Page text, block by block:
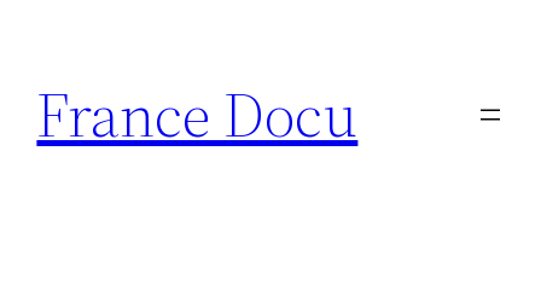
contenu
France Docu